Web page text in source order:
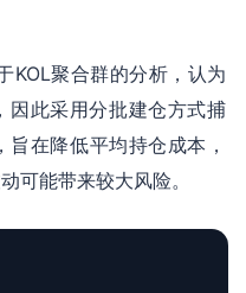
KOL聚合群的分析，认为
因此采用分批建仓方式捕
在降低平均持仓成本，
可能带来较大风险。